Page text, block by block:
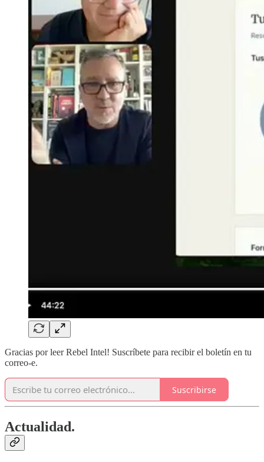
Gracias por leer Rebel Intel! Suscríbete para recibir el boletín en tu
correo-e.
Suscribirse
Actualidad.